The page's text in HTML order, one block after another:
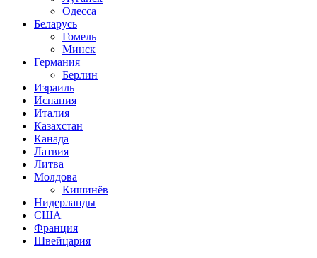
Одесса
Беларусь
Гомель
Минск
Германия
Берлин
Израиль
Испания
Италия
Казахстан
Канада
Латвия
Литва
Молдова
Кишинёв
Нидерланды
США
Франция
Швейцария